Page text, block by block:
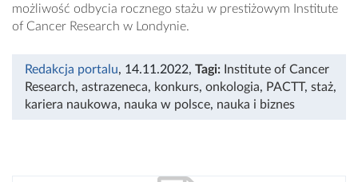
możliwość odbycia rocznego stażu w prestiżowym Institute
of Cancer Research w Londynie.
Redakcja portalu, 14.11.2022, Tagi: Institute of Cancer
Research, astrazeneca, konkurs, onkologia, PACTT, staż,
kariera naukowa, nauka w polsce, nauka i biznes